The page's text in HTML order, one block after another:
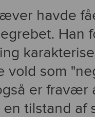
havde
Han
vold som
er fravær
tilstand af